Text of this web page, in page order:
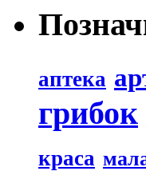
аптека
грибок
краса